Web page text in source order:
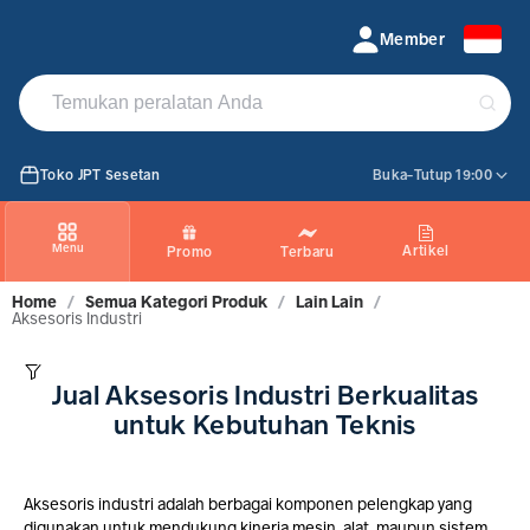
Jual Aksesoris Industri Terlengkap Harga Terbaik | TokoJPT
Member
Toko JPT Sesetan Buka-Tutup 19:00
Menu Promo Terbaru Artikel
Home / Semua Kategori Produk / Lain Lain /
Aksesoris Industri
Jual Aksesoris Industri Berkualitas
untuk Kebutuhan Teknis
Aksesoris industri adalah berbagai komponen pelengkap yang